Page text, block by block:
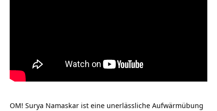
OM! Surya Namaskar ist eine unerlässliche Aufwärmübung